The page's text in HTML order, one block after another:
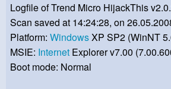
Logfile of Trend Micro HijackThis
Scan saved at 14:24:28, on
Platform: WindowsXP SP2 (WinNT
MSIE: Internet Explorer v7.00
Boot mode: Normal